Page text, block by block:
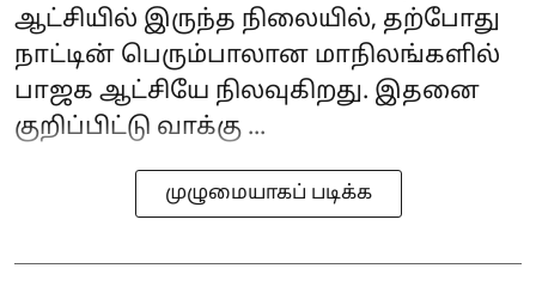
ஆட்சியில் இருந்த நிலையில், தற்போது
நாட்டின் பெரும்பாலான மாநிலங்களில்
பாஜக ஆட்சியே நிலவுகிறது. இதனை
குறிப்பிட்டு வாக்கு ...
முழுமையாகப் படிக்க